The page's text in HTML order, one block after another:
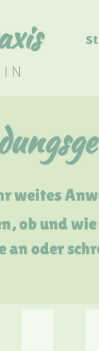
weites
ob und
an oder